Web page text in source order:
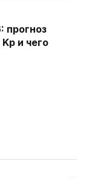
прогноз
и чего